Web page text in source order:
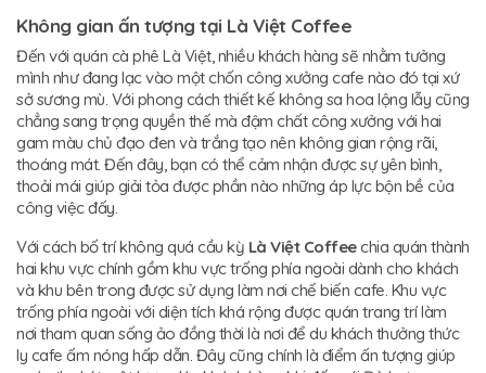
Không gian ấn tượng tại Là Việt Coffee
Đến với quán cà phê Là Việt, nhiều khách hàng sẽ nhằm tưởng
mình như đang lạc vào một chốn công xưởng cafe nào đó tại xứ
sở sương mù. Với phong cách thiết kế không sa hoa lộng lẫy cũng
chẳng sang trọng quyền thế mà đậm chất công xưởng với hai
gam màu chủ đạo đen và trắng tạo nên không gian rộng rãi,
thoáng mát. Đến đây, bạn có thể cảm nhận được sự yên bình,
thoải mái giúp giải tỏa được phần nào những áp lực bộn bề của
công việc đấy.
Với cách bố trí không quá cầu kỳ Là Việt Coffeechia quán thành
hai khu vực chính gồm khu vực trống phía ngoài dành cho khách
và khu bên trong được sử dụng làm nơi chế biến cafe. Khu vực
trống phía ngoài với diện tích khá rộng được quán trang trí làm
nơi tham quan sống ảo đồng thời là nơi để du khách thưởng thức
ly cafe ấm nóng hấp dẫn. Đây cũng chính là điểm ấn tượng giúp